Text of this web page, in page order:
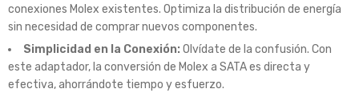
conexiones Molex existentes. Optimiza la distribución de energía
sin necesidad de comprar nuevos componentes.
Simplicidad en la Conexión: Olvídate de la confusión. Con
este adaptador, la conversión de Molex a SATA es directa y
efectiva, ahorrándote tiempo y esfuerzo.